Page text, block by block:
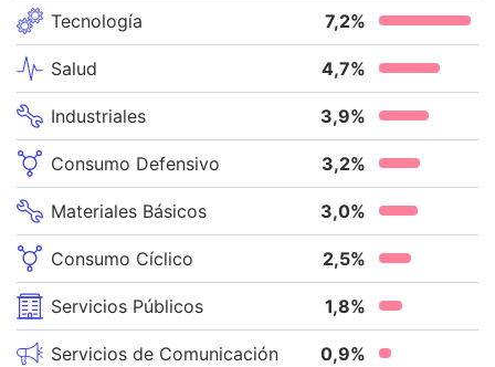
Tecnología 7,2%
Salud 4,7%
Industriales 3,9%
Consumo Defensivo 3,2%
Materiales Básicos 3,0%
Consumo Cíclico 2,5%
Servicios Públicos 1,8%
Servicios de Comunicación 0,9%